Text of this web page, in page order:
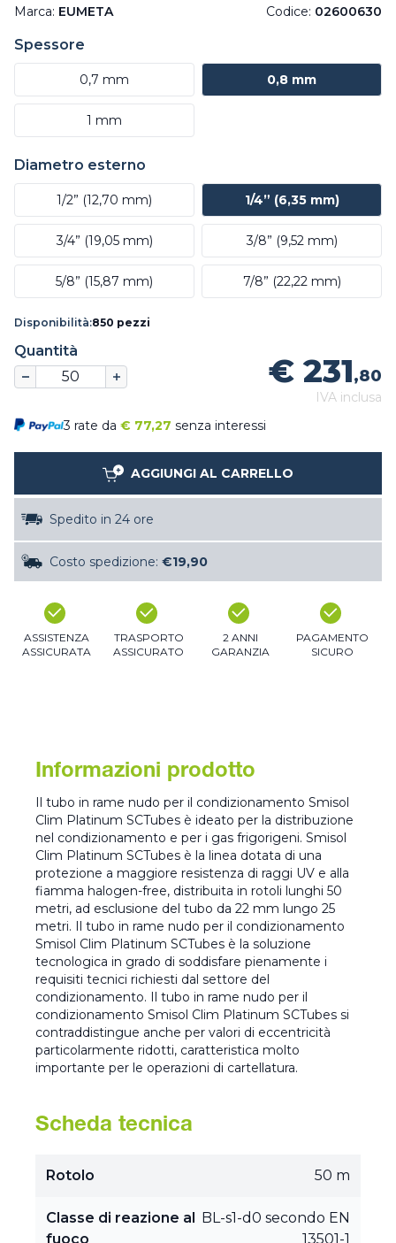
Marca: EUMETA Codice: 02600630
Spessore
0,7 mm 0,8 mm
1 mm
Diametro esterno
1/2” (12,70 mm) 1/4” (6,35 mm)
3/4” (19,05 mm) 3/8” (9,52 mm)
5/8” (15,87 mm) 7/8” (22,22 mm)
Disponibilità:850 pezzi
Quantità
€ 231,80
IVA inclusa
3 rate da € 77,27 senza interessi
AGGIUNGI AL CARRELLO
Spedito in 24 ore
Costo spedizione: €19,90
ASSISTENZA
ASSICURATA
TRASPORTO
ASSICURATO
2 ANNI
GARANZIA
PAGAMENTO
SICURO
Informazioni prodotto
Il tubo in rame nudo per il condizionamento Smisol
Clim Platinum SCTubes è ideato per la distribuzione
nel condizionamento e per i gas frigorigeni. Smisol
Clim Platinum SCTubes è la linea dotata di una
protezione a maggiore resistenza di raggi UV e alla
fiamma halogen-free, distribuita in rotoli lunghi 50
metri, ad esclusione del tubo da 22 mm lungo 25
metri. Il tubo in rame nudo per il condizionamento
Smisol Clim Platinum SCTubes è la soluzione
tecnologica in grado di soddisfare pienamente i
requisiti tecnici richiesti dal settore del
condizionamento. Il tubo in rame nudo per il
condizionamento Smisol Clim Platinum SCTubes si
contraddistingue anche per valori di eccentricità
particolarmente ridotti, caratteristica molto
importante per le operazioni di cartellatura.
Scheda tecnica
Rotolo 50 m
Classe di reazione al
fuoco
BL-s1-d0 secondo EN
13501-1